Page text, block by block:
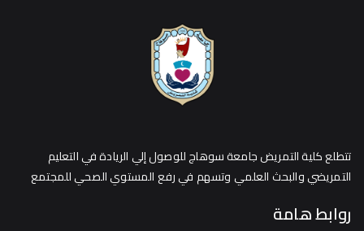
تتطلع كلية التمريض جامعة سوهاج للوصول إلي الريادة في التعليم
التمريضي والبحث العلمي وتسهم في رفع المستوي الصحي للمجتمع
روابط هامة